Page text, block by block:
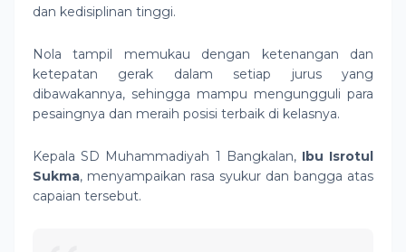
dan kedisiplinan tinggi.
Nola tampil memukau dengan ketenangan dan
ketepatan gerak dalam setiap jurus yang
dibawakannya, sehingga mampu mengungguli para
pesaingnya dan meraih posisi terbaik di kelasnya.
Kepala SD Muhammadiyah 1 Bangkalan, Ibu Isrotul
Sukma, menyampaikan rasa syukur dan bangga atas
capaian tersebut.